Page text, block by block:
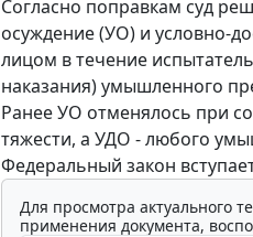
Согласно поправкам суд
осуждение (УО) и условно-
лицом в течение
наказания) умышленного
Ранее УО отменялось при
тяжести, а УДО - любого
Федеральный закон
Для просмотра актуального
применения документа,